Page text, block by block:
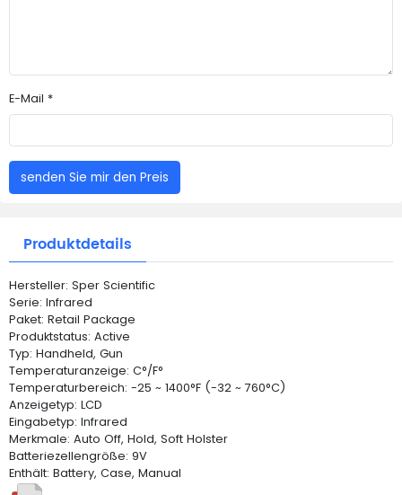
E-Mail *
senden Sie mir den Preis
Produktdetails
Hersteller: Sper Scientific
Serie: Infrared
Paket: Retail Package
Produktstatus: Active
Typ: Handheld, Gun
Temperaturanzeige: C°/F°
Temperaturbereich: -25 ~ 1400°F (-32 ~ 760°C)
Anzeigetyp: LCD
Eingabetyp: Infrared
Merkmale: Auto Off, Hold, Soft Holster
Batteriezellengröße: 9V
Enthält: Battery, Case, Manual